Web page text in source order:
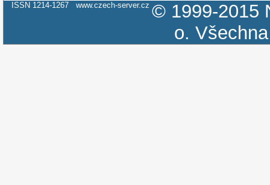
ISSN 1214-1267 www.czech-server.cz © 1999-2015
o.